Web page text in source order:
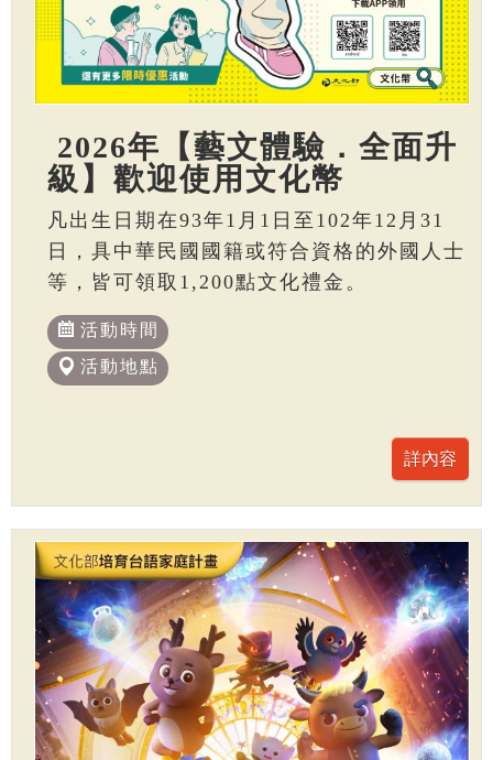
2026年【藝文體驗．全面升
級】歡迎使用文化幣
凡出生日期在93年1月1日至102年12月31
日，具中華民國國籍或符合資格的外國人士
等，皆可領取1,200點文化禮金。
活動時間
活動地點